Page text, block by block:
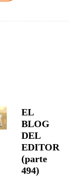
EL
BLOG
DEL
EDITOR
(parte
494)